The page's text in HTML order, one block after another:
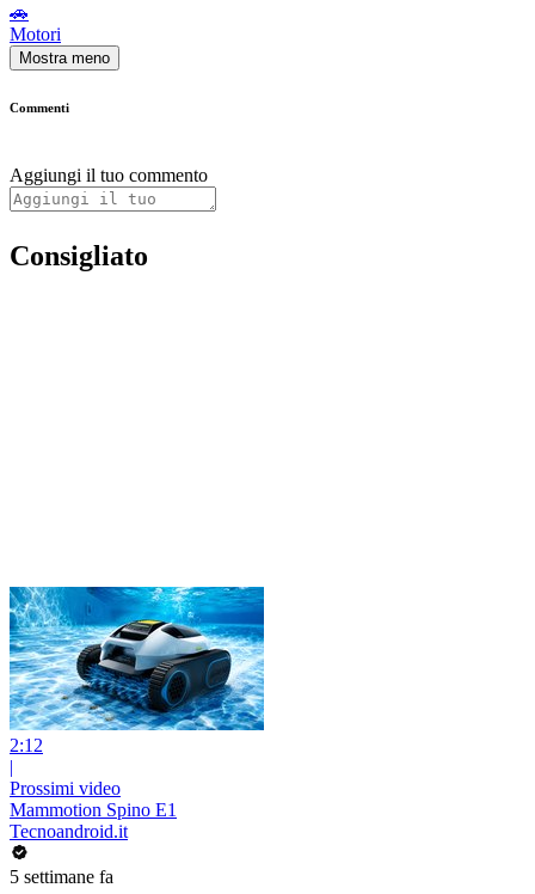
🚗
Motori
Mostra meno
Commenti
Aggiungi il tuo commento
Consigliato
2:12
|
Prossimi video
Mammotion Spino E1
Tecnoandroid.it
5 settimane fa